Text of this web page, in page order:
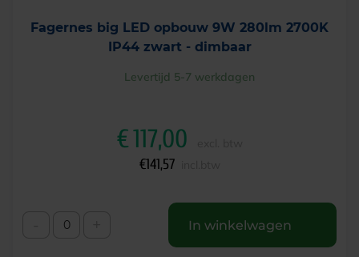
Fagernes big LED opbouw 9W 280lm 2700K
IP44 zwart - dimbaar
Levertijd 5-7 werkdagen
€117,00
€141,57
In winkelwagen